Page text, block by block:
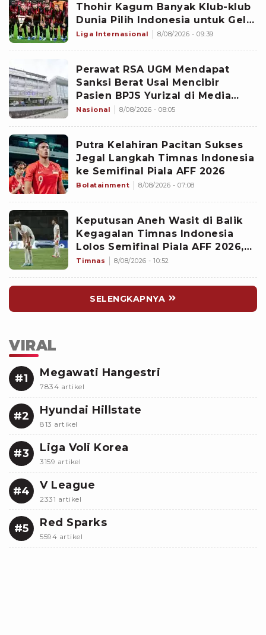
Thohir Kagum Banyak Klub-klub
Dunia Pilih Indonesia untuk Gelar
Pramusim: Dampaknya Positif
Liga Internasional 8/08/2026 - 09:39
Perawat RSA UGM Mendapat
Sanksi Berat Usai Mencibir
Pasien BPJS Yurizal di Media
Sosial
Nasional 8/08/2026 - 08:05
Putra Kelahiran Pacitan Sukses
Jegal Langkah Timnas Indonesia
ke Semifinal Piala AFF 2026
Bolatainment 8/08/2026 - 07:08
Keputusan Aneh Wasit di Balik
Kegagalan Timnas Indonesia
Lolos Semifinal Piala AFF 2026,
Untungkan Singapura dan
Timnas 8/08/2026 - 10:52
SELENGKAPNYA
VIRAL
#1 Megawati Hangestri
7834 artikel
#2 Hyundai Hillstate
813 artikel
#3 Liga Voli Korea
3159 artikel
#4 V League
2331 artikel
#5 Red Sparks
5594 artikel